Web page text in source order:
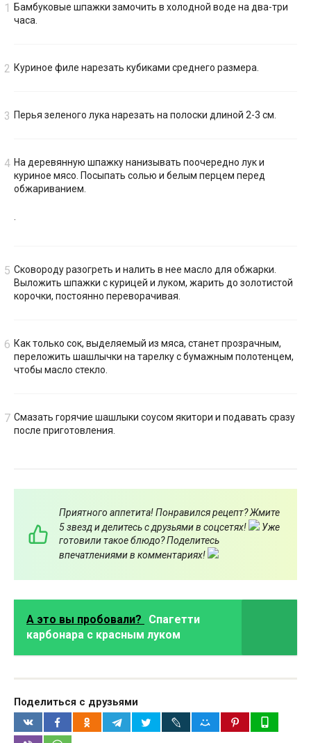
Бамбуковые шпажки замочить в холодной воде на два-три
часа.
Куриное филе нарезать кубиками среднего размера.
Перья зеленого лука нарезать на полоски длиной 2-3 см.
На деревянную шпажку нанизывать поочередно лук и
куриное мясо. Посыпать солью и белым перцем перед
обжариванием.
Сковороду разогреть и налить в нее масло для обжарки.
Выложить шпажки с курицей и луком, жарить до золотистой
корочки, постоянно переворачивая.
Как только сок, выделяемый из мяса, станет прозрачным,
переложить шашлычки на тарелку с бумажным полотенцем,
чтобы масло стекло.
Смазать горячие шашлыки соусом якитори и подавать сразу
после приготовления.
Приятного аппетита! Понравился рецепт? Жмите
5 звезд и делитесь с друзьями в соцсетях!
Уже
готовили такое блюдо? Поделитесь
впечатлениями в комментариях!
А это вы пробовали?
Спагетти
карбонара с красным луком
Поделиться с друзьями